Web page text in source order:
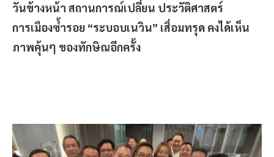
วันข้างหน้า สถานการณ์เปลี่ยน ประวัติศาสตร์
การเมืองซ้ำรอย “ระบอบเนวิน” เสื่อมทรุด คงได้เห็น
ภาพคุ้นๆ ของทักษิณอีกครั้ง